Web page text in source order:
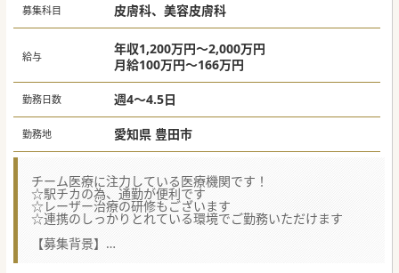
す。
★お車でのご通勤を希望の場合はご相談が可能です。高速降
の通勤も便利です。。
★昨年度にオープンした皮膚科クリニックでございますの
で、院内は大変綺麗です。個室の休憩室もご用意が可能で
す。
#秋入職可
募集科目 皮膚科、美容皮膚科
給与
年収1,200万円～2,000万円
月給100万円～166万円
勤務日数 週4～4.5日
勤務地 愛知県 豊田市
チーム医療に注力している医療機関です！
☆駅チカの為、通勤が便利です
☆レーザー治療の研修もございます
☆連携のしっかりとれている環境でご勤務いただけます
【募集背景】
■地域に密着した手厚い医療の提供により患者様数が順調に